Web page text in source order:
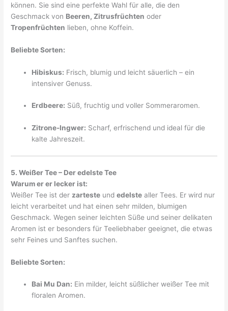
können. Sie sind eine perfekte Wahl für alle, die den
Geschmack von Beeren, Zitrusfrüchten oder
Tropenfrüchten lieben, ohne Koffein.
Beliebte Sorten:
Hibiskus: Frisch, blumig und leicht säuerlich – ein
intensiver Genuss.
Erdbeere: Süß, fruchtig und voller Sommeraromen.
Zitrone-Ingwer: Scharf, erfrischend und ideal für die
kalte Jahreszeit.
5. Weißer Tee – Der edelste Tee
Warum er er lecker ist:
Weißer Tee ist der zarteste undedelste aller Tees. Er wird nur
leicht verarbeitet und hat einen sehr milden, blumigen
Geschmack. Wegen seiner leichten Süße und seiner delikaten
Aromen ist er besonders für Teeliebhaber geeignet, die etwas
sehr Feines und Sanftes suchen.
Beliebte Sorten:
Bai Mu Dan: Ein milder, leicht süßlicher weißer Tee mit
floralen Aromen.